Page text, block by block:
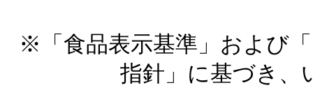
※「食品表示基準」および
指針」に基づき、